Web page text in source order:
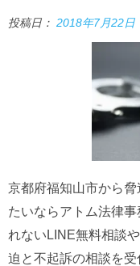
投稿日： 2018年7月22日
京都府福知山市から
たいならアトム法律
れないLINE無料相談
迫と不起訴の相談を受